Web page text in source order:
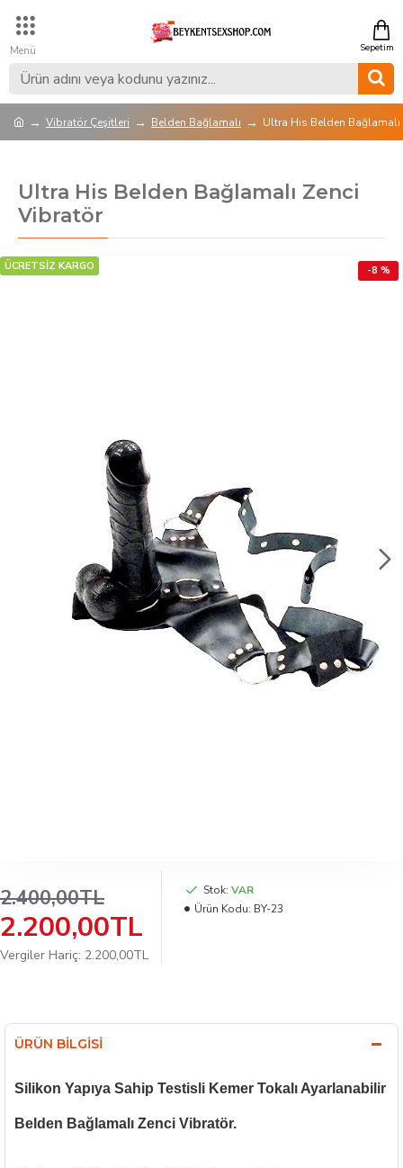
Vibratör Çeşitleri Belden Bağlamalı Ultra His Belden
Ultra His Belden Bağlamalı Zenci
Vibratör
ÜCRETSİZ KARGO -8 %
2.200,00TL
2.400,00TL
Vergiler Hariç: 2.200,00TL
Stok: VAR
Ürün Kodu: BY-23
ÜRÜN BILGISI
Silikon Yapıya Sahip Testisli Kemer Tokalı Ayarlanabilir
Belden Bağlamalı Zenci Vibratör.